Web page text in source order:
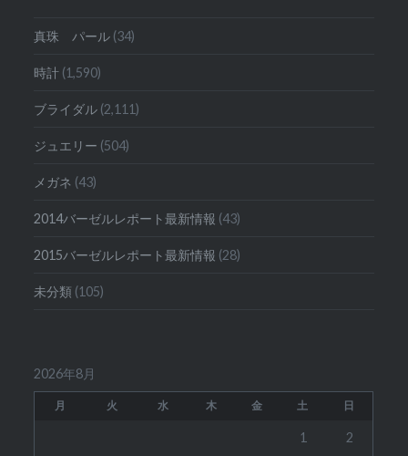
真珠 パール (34)
時計 (1,590)
ブライダル (2,111)
ジュエリー (504)
メガネ (43)
2014バーゼルレポート最新情報 (43)
2015バーゼルレポート最新情報 (28)
未分類 (105)
2026年8月
月 火 水 木 金 土 日
1 2